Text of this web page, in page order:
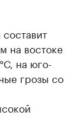
на востоке
на юго-
грозы со